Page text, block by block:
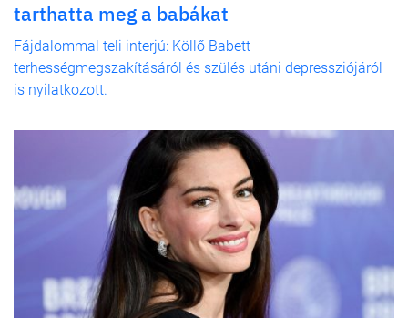
tarthatta meg a babákat
Fájdalommal teli interjú: Köllő Babett
terhességmegszakításáról és szülés utáni depressziójáról
is nyilatkozott.